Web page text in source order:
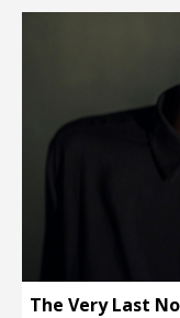
The Very Last